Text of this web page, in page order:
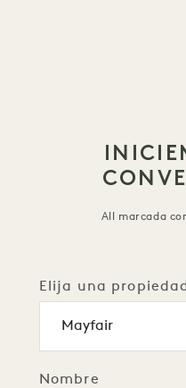
All marcada
Elija una propiedad
Nombre